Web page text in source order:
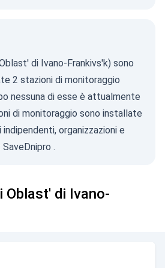
di Ivano-Frankivs'k) sono
2 stazioni di monitoraggio
nessuna di esse è attualmente
di monitoraggio sono installate
organizzazioni e
SaveDnipro .
di Ivano-